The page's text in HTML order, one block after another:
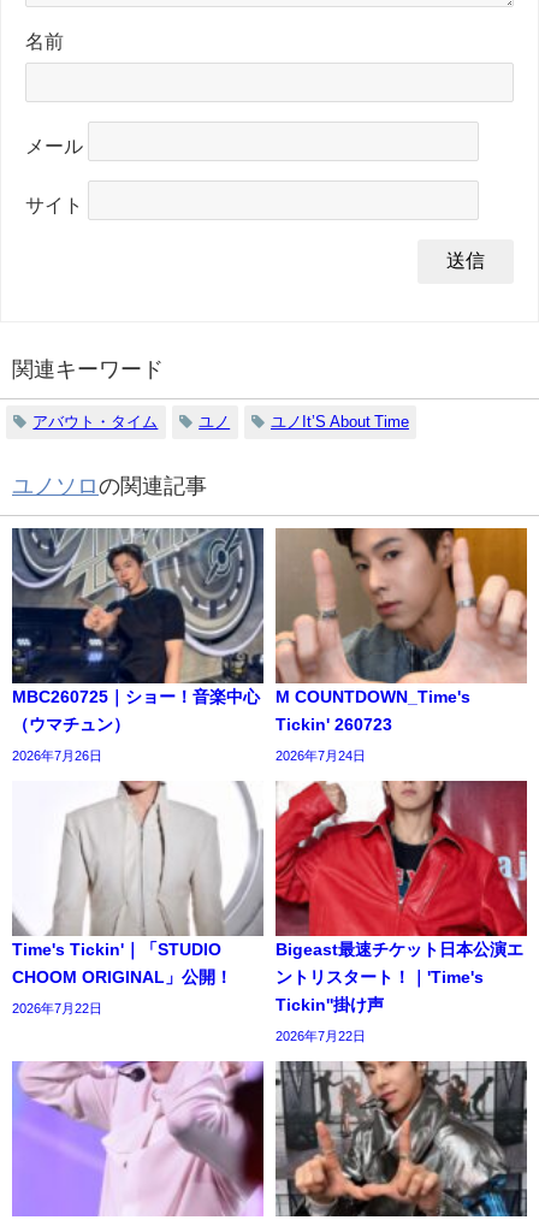
名前
メール
サイト
関連キーワード
アバウト・タイム ユノ ユノIt’S About Time
ユノソロの関連記事
MBC260725｜ショー！音楽中心
（ウマチュン）
2026年7月26日
M COUNTDOWN_Time's
Tickin' 260723
2026年7月24日
Time's Tickin'｜「STUDIO
CHOOM ORIGINAL」公開！
2026年7月22日
Bigeast最速チケット日本公演エ
ントリスタート！｜'Time's
Tickin''掛け声
2026年7月22日